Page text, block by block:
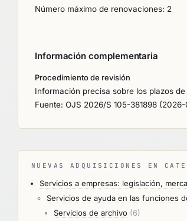
Número máximo de renovaciones: 2
Información complementaria
Procedimiento de revisión
Información precisa sobre los plazos
Fuente: OJS 2026/S 105-381898
NUEVAS ADQUISICIONES EN
Servicios a empresas: legislación,
Servicios de ayuda en las funciones
Servicios de archivo (6)